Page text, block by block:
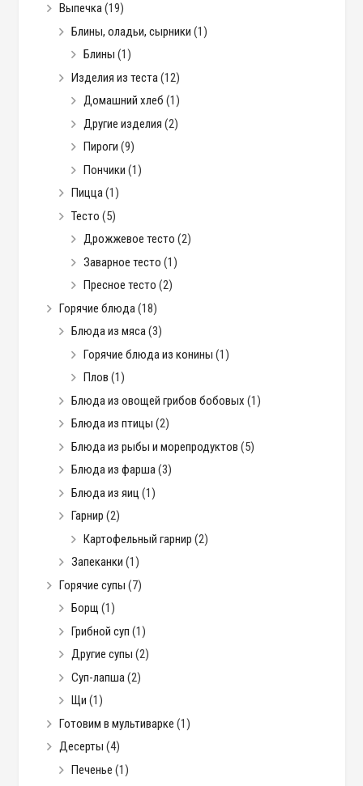
Выпечка(19)
Блины, оладьи, сырники (1)
Блины (1)
Изделия из теста(12)
Домашний хлеб (1)
Другие изделия (2)
Пироги (9)
Пончики (1)
Пицца(1)
Тесто (5)
Дрожжевое тесто (2)
Заварное тесто (1)
Пресное тесто (2)
Горячие блюда(18)
Блюда из мяса(3)
Горячие блюда из конины (1)
Плов (1)
Блюда из овощей грибов бобовых (1)
Блюда из птицы (2)
Блюда из рыбы и морепродуктов (5)
Блюда из фарша(3)
Блюда из яиц (1)
Гарнир (2)
Картофельный гарнир (2)
Запеканки (1)
Горячие супы (7)
Борщ (1)
Грибной суп (1)
Другие супы (2)
Суп-лапша(2)
Щи (1)
Готовим в мультиварке (1)
Десерты (4)
Печенье (1)